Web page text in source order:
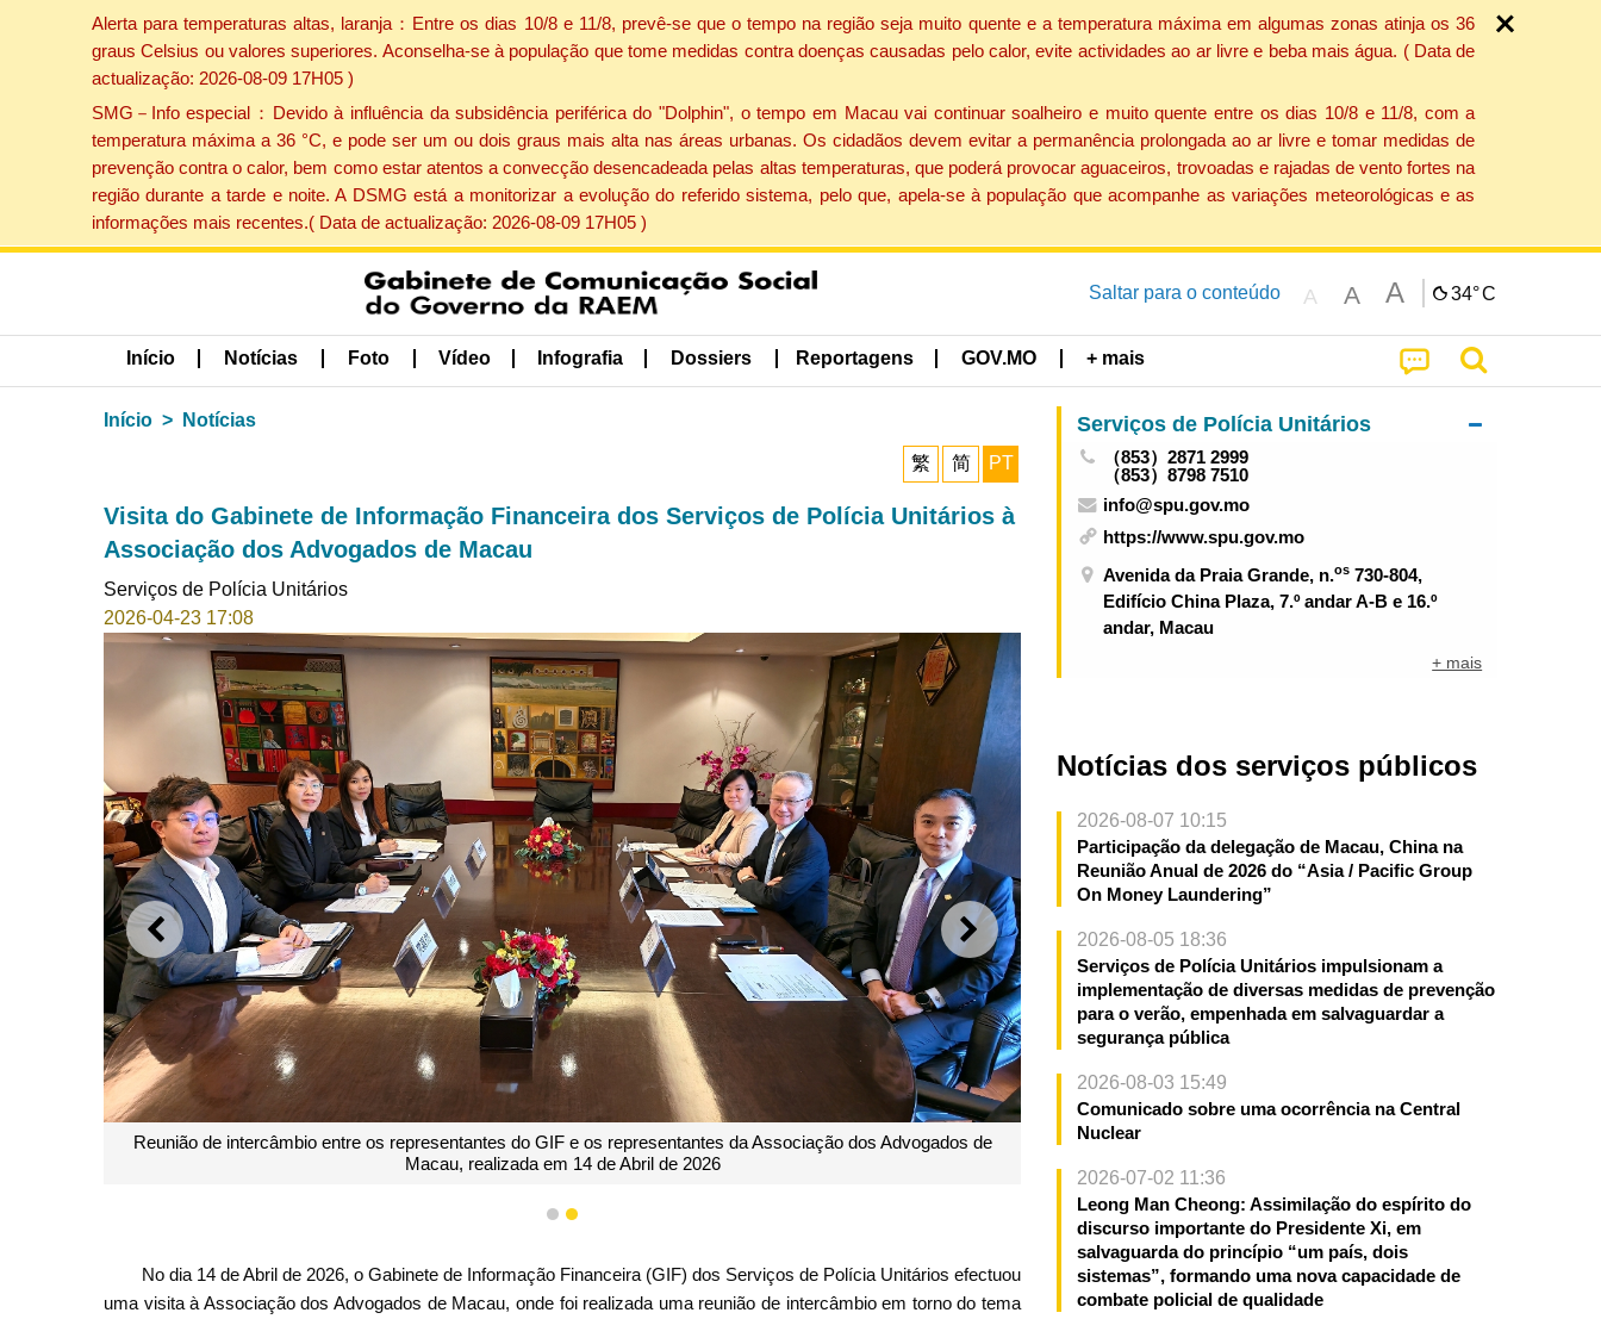
Alerta para temperaturas altas, laranja：Entre os dias 10/8 e 11/8, prevê-se que o tempo na região seja muito quente e a temperatura máxima em algumas zonas atinja os 36
graus Celsius ou valores superiores. Aconselha-se à população que tome medidas contra doenças causadas pelo calor, evite actividades ao ar livre e beba mais água. ( Data de
actualização: 2026-08-09 17H05 )
SMG－Info especial：Devido à influência da subsidência periférica do "Dolphin", o tempo em Macau vai continuar soalheiro e muito quente entre os dias 10/8 e 11/8, com a
temperatura máxima a 36 °C, e pode ser um ou dois graus mais alta nas áreas urbanas. Os cidadãos devem evitar a permanência prolongada ao ar livre e tomar medidas de
prevenção contra o calor, bem como estar atentos a convecção desencadeada pelas altas temperaturas, que poderá provocar aguaceiros, trovoadas e rajadas de vento fortes na
região durante a tarde e noite. A DSMG está a monitorizar a evolução do referido sistema, pelo que, apela-se à população que acompanhe as variações meteorológicas e as
informações mais recentes.( Data de actualização: 2026-08-09 17H05 )
Saltar para o conteúdo A A A 34°C
Início Notícias Foto Vídeo Infografia Dossiers Reportagens GOV.MO + mais
Início Notícias
繁 简 PT
Visita do Gabinete de Informação Financeira dos Serviços de Polícia Unitários à
Associação dos Advogados de Macau
Serviços de Polícia Unitários
2026-04-23 17:08
ANTERIOR SEGUINTE
Reunião de intercâmbio entre os representantes do GIF e os representantes da Associação dos Advogados de
Macau, realizada em 14 de Abril de 2026
1 2
No dia 14 de Abril de 2026, o Gabinete de Informação Financeira (GIF) dos Serviços de Polícia Unitários efectuou
uma visita à Associação dos Advogados de Macau, onde foi realizada uma reunião de intercâmbio em torno do tema
Serviços de Polícia Unitários
（853）2871 2999
（853）8798 7510
info@spu.gov.mo
https://www.spu.gov.mo
Avenida da Praia Grande, n.os 730-804,
Edifício China Plaza, 7.º andar A-B e 16.º
andar, Macau
+ mais
Notícias dos serviços públicos
2026-08-07 10:15
Participação da delegação de Macau, China na
Reunião Anual de 2026 do “Asia / Pacific Group
On Money Laundering”
2026-08-05 18:36
Serviços de Polícia Unitários impulsionam a
implementação de diversas medidas de prevenção
para o verão, empenhada em salvaguardar a
segurança pública
2026-08-03 15:49
Comunicado sobre uma ocorrência na Central
Nuclear
2026-07-02 11:36
Leong Man Cheong: Assimilação do espírito do
discurso importante do Presidente Xi, em
salvaguarda do princípio “um país, dois
sistemas”, formando uma nova capacidade de
combate policial de qualidade